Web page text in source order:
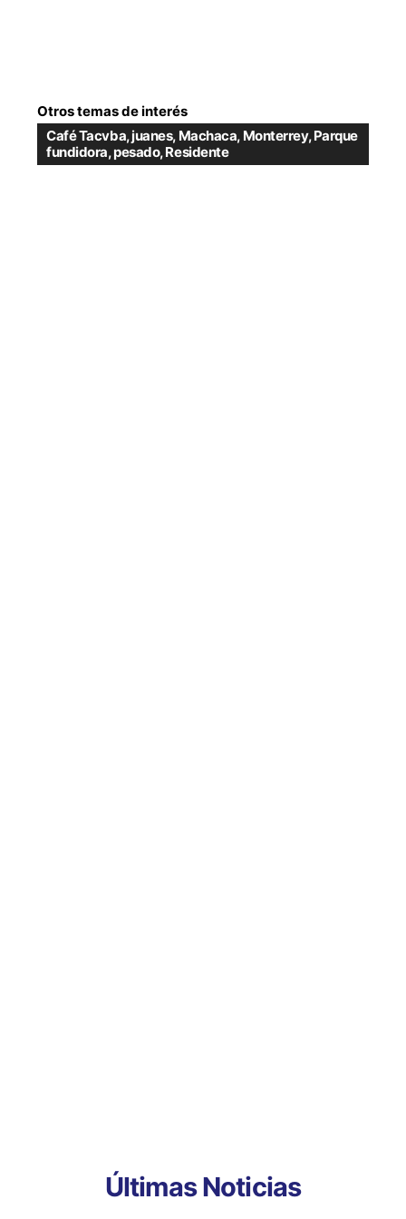
Otros temas de interés
Café Tacvba,juanes, Machaca, Monterrey,Parque
fundidora,pesado,Residente
Últimas Noticias